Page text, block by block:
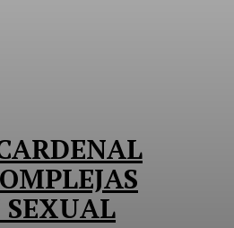
SEXUAL